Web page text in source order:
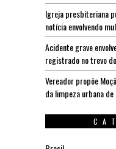
Igreja presbiteriana
notícia envolvendo
Acidente grave
registrado no trevo
Vereador propõe
da limpeza urbana